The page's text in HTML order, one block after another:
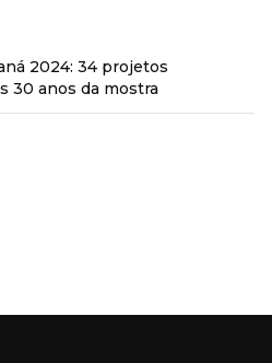
2024: 34 projetos
30 anos da mostra